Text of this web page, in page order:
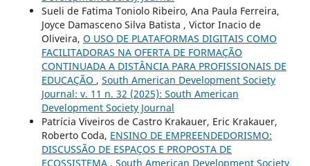
Sueli de Fatima Toniolo Ribeiro, Ana Paula Ferreira,
Joyce Damasceno Silva Batista , Victor Inacio de
Oliveira, O USO DE PLATAFORMAS DIGITAIS COMO
FACILITADORAS NA OFERTA DE FORMAÇÃO
CONTINUADA A DISTÂNCIA PARA PROFISSIONAIS DE
EDUCAÇÃO , South American Development Society
Journal: v. 11 n. 32 (2025): South American
Development Society Journal
Patrícia Viveiros de Castro Krakauer, Eric Krakauer,
Roberto Coda, ENSINO DE EMPREENDEDORISMO:
DISCUSSÃO DE ESPAÇOS E PROPOSTA DE
ECOSSISTEMA , South American Development Society